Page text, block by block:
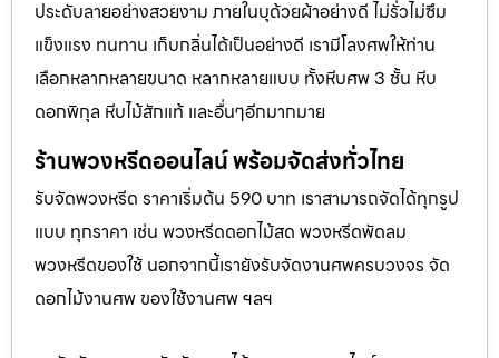
ประดับลายอย่างสวยงาม ภายในบุด้วยผ้าอย่างดี ไม่รั่วไม่ซึม
แข็งแรง ทนทาน เก็บกลิ่นได้เป็นอย่างดี เรามีโลงศพให้ท่าน
เลือกหลากหลายขนาด หลากหลายแบบ ทั้งหีบศพ 3 ชั้น หีบ
ดอกพิกุล หีบไม้สักแท้ และอื่นๆอีกมากมาย
ร้านพวงหรีดออนไลน์ พร้อมจัดส่งทั่วไทย
รับจัดพวงหรีด ราคาเริ่มต้น 590 บาท เราสามารถจัดได้ทุกรูป
แบบ ทุกราคา เช่น พวงหรีดดอกไม้สด พวงหรีดพัดลม
พวงหรีดของใช้ นอกจากนี้เรายังรับจัดงานศพครบวงจร จัด
ดอกไม้งานศพ ของใช้งานศพ ฯลฯ